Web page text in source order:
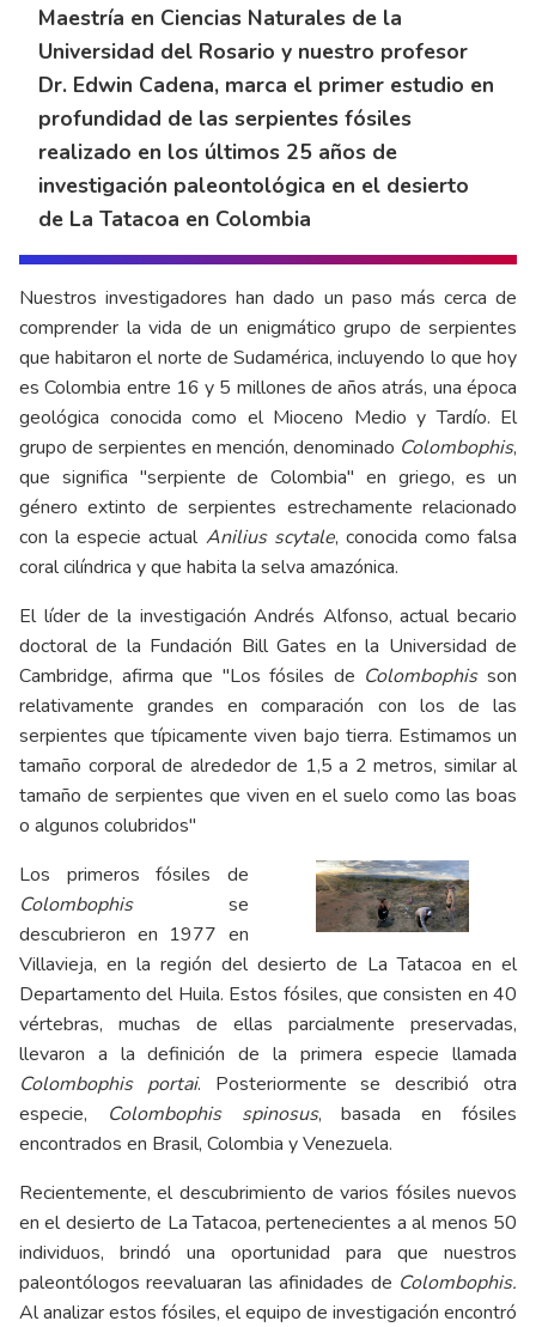
Maestría en Ciencias Naturales de la
Universidad del Rosario y nuestro profesor
Dr. Edwin Cadena, marca el primer estudio en
profundidad de las serpientes fósiles
realizado en los últimos 25 años de
investigación paleontológica en el desierto
de La Tatacoa en Colombia
Nuestros investigadores han dado un paso más cerca de
comprender la vida de un enigmático grupo de serpientes
que habitaron el norte de Sudamérica, incluyendo lo que hoy
es Colombia entre 16 y 5 millones de años atrás, una época
geológica conocida como el Mioceno Medio y Tardío. El
grupo de serpientes en mención, denominado Colombophis,
que significa "serpiente de Colombia" en griego, es un
género extinto de serpientes estrechamente relacionado
con la especie actual Anilius scytale, conocida como falsa
coral cilíndrica y que habita la selva amazónica.
El líder de la investigación Andrés Alfonso, actual becario
doctoral de la Fundación Bill Gates en la Universidad de
Cambridge, afirma que "Los fósiles de Colombophisson
relativamente grandes en comparación con los de las
serpientes que típicamente viven bajo tierra. Estimamos un
tamaño corporal de alrededor de 1,5 a 2 metros, similar al
tamaño de serpientes que viven en el suelo como las boas
o algunos colubridos"
Los primeros fósiles de
Colombophisse
descubrieron en 1977 en
Villavieja, en la región del desierto de La Tatacoa en el
Departamento del Huila. Estos fósiles, que consisten en 40
vértebras, muchas de ellas parcialmente preservadas,
llevaron a la definición de la primera especie llamada
Colombophis portai. Posteriormente se describió otra
especie, Colombophis spinosus, basada en fósiles
encontrados en Brasil, Colombia y Venezuela.
Recientemente, el descubrimiento de varios fósiles nuevos
en el desierto de La Tatacoa, pertenecientes a al menos 50
individuos, brindó una oportunidad para que nuestros
paleontólogos reevaluaran las afinidades de Colombophis.
Al analizar estos fósiles, el equipo de investigación encontró